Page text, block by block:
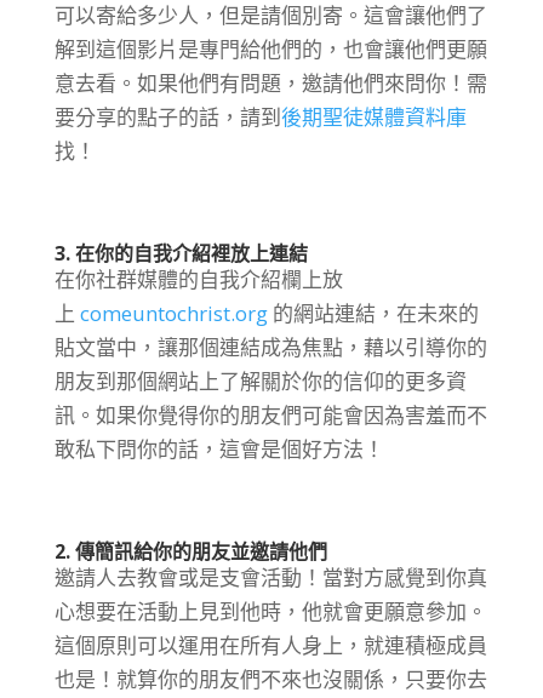
可以寄給多少人，但是請個別寄。這會讓他們了
解到這個影片是專門給他們的，也會讓他們更願
意去看。如果他們有問題，邀請他們來問你！需
要分享的點子的話，請到後期聖徒媒體資料庫
找！
3. 在你的自我介紹裡放上連結
在你社群媒體的自我介紹欄上放
上 comeuntochrist.org 的網站連結，在未來的
貼文當中，讓那個連結成為焦點，藉以引導你的
朋友到那個網站上了解關於你的信仰的更多資
訊。如果你覺得你的朋友們可能會因為害羞而不
敢私下問你的話，這會是個好方法！
2. 傳簡訊給你的朋友並邀請他們
邀請人去教會或是支會活動！當對方感覺到你真
心想要在活動上見到他時，他就會更願意參加。
這個原則可以運用在所有人身上，就連積極成員
也是！就算你的朋友們不來也沒關係，只要你去